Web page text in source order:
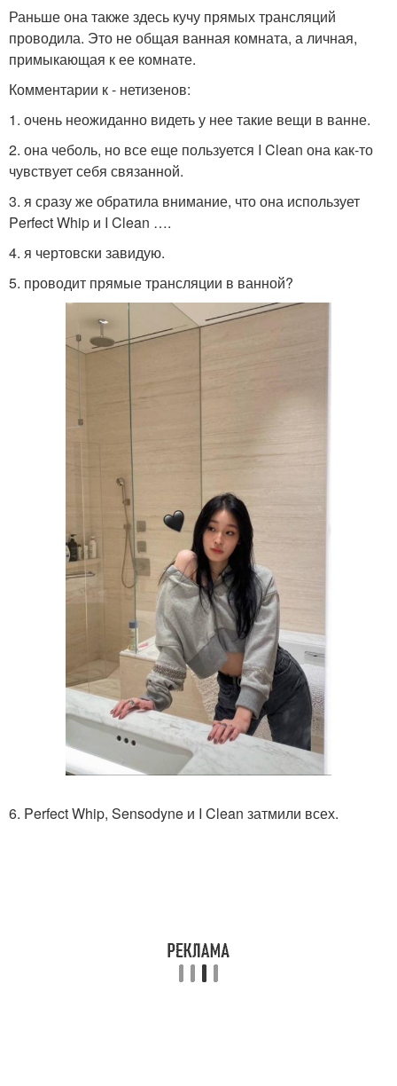
Раньше она также здесь кучу прямых трансляций
проводила. Это не общая ванная комната, а личная,
примыкающая к ее комнате.
Комментарии к - нетизенов:
1. очень неожиданно видеть у нее такие вещи в ванне.
2. она чеболь, но все еще пользуется I Clean она как-то
чувствует себя связанной.
3. я сразу же обратила внимание, что она использует
Perfect Whip и I Clean ….
4. я чертовски завидую.
5. проводит прямые трансляции в ванной?
6. Perfect Whip, Sensodyne и I Clean затмили всех.